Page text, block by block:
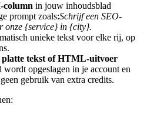
column in jouw inhoudsblad
prompt zoals:Schrijf een SEO-
onze {service} in {city}.
unieke tekst voor elke rij, op
platte tekst of HTML-uitvoer
wordt opgeslagen in je account en
gebruik van extra credits.